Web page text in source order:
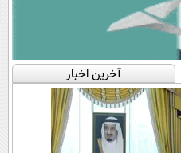
آخرین اخبار